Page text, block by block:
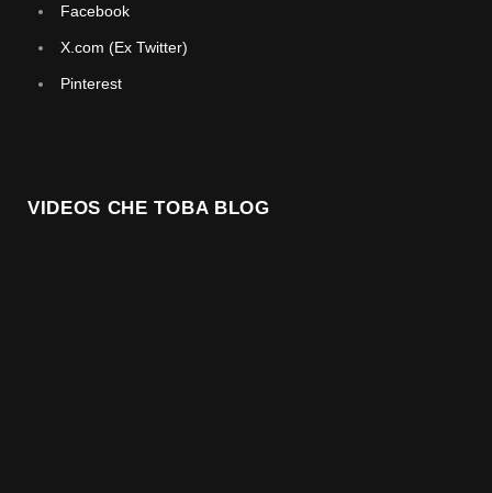
Facebook
X.com (Ex Twitter)
Pinterest
VIDEOS CHE TOBA BLOG